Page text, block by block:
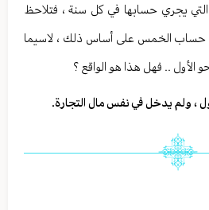
التي يجري حسابها في كل سنة ، فتلاحظ
حساب الخمس على أساس ذلك ، لاسيما
الأول .. فهل هذا هو الواقع ؟
، ولم يدخل في نفس مال التجارة.